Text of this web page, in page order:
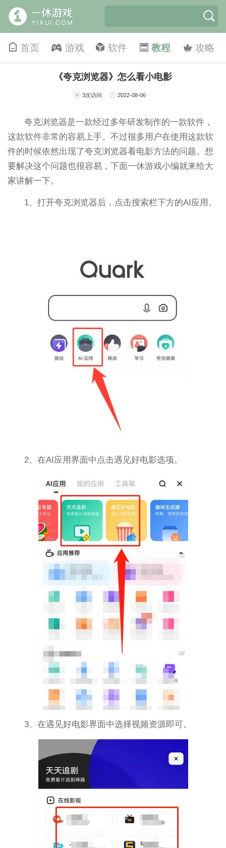
首页 游戏 软件 教程 攻略
《夸克浏览器》怎么看小电影
3次访问 2022-08-06
夸克浏览器是一款经过多年研发制作的一款软件，
这款软件非常的容易上手。不过很多用户在使用这款软
件的时候依然出现了夸克浏览器看电影方法的问题。想
要解决这个问题也很容易，下面一休游戏小编就来给大
家讲解一下。
1、打开夸克浏览器后，点击搜索栏下方的AI应用。
2、在AI应用界面中点击遇见好电影选项。
3、在遇见好电影界面中选择视频资源即可。